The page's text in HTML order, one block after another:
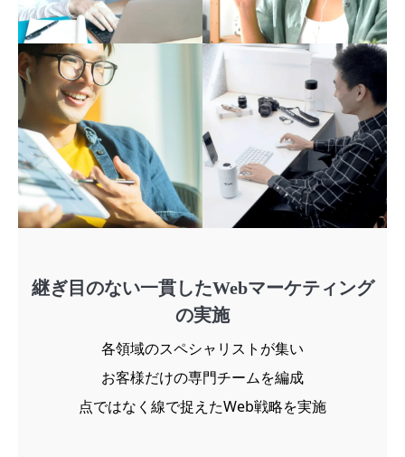
継ぎ目のない一貫したWebマーケティング
の実施
各領域のスペシャリストが集い
お客様だけの専門チームを編成
点ではなく線で捉えたWeb戦略を実施